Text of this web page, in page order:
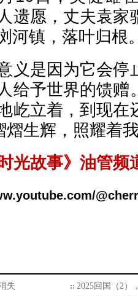
遗愿，丈夫袁家
河镇，落叶归根
是因为它会停
给予世界的馈赠
屹立着，到现在
熠生辉，照耀着
时光故事》油管频
失
2025回国（2）